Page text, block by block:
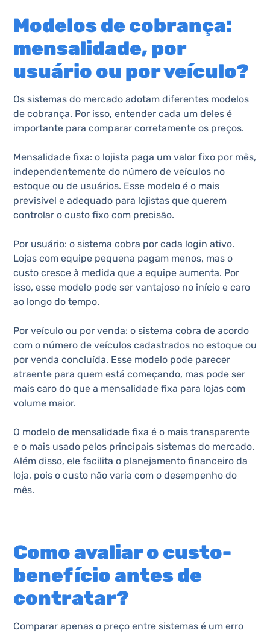
Modelos de cobrança:
mensalidade, por
usuário ou por veículo?
Os sistemas do mercado adotam diferentes modelos
de cobrança. Por isso, entender cada um deles é
importante para comparar corretamente os preços.
Mensalidade fixa: o lojista paga um valor fixo por mês,
independentemente do número de veículos no
estoque ou de usuários. Esse modelo é o mais
previsível e adequado para lojistas que querem
controlar o custo fixo com precisão.
Por usuário: o sistema cobra por cada login ativo.
Lojas com equipe pequena pagam menos, mas o
custo cresce à medida que a equipe aumenta. Por
isso, esse modelo pode ser vantajoso no início e caro
ao longo do tempo.
Por veículo ou por venda: o sistema cobra de acordo
com o número de veículos cadastrados no estoque ou
por venda concluída. Esse modelo pode parecer
atraente para quem está começando, mas pode ser
mais caro do que a mensalidade fixa para lojas com
volume maior.
O modelo de mensalidade fixa é o mais transparente
e o mais usado pelos principais sistemas do mercado.
Além disso, ele facilita o planejamento financeiro da
loja, pois o custo não varia com o desempenho do
mês.
Como avaliar o custo-
benefício antes de
contratar?
Comparar apenas o preço entre sistemas é um erro